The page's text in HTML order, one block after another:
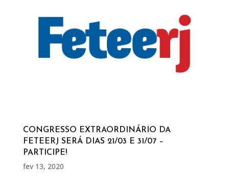
CONGRESSO EXTRAORDINÁRIO DA
FETEERJ SERÁ DIAS 21/03 E 31/07 –
PARTICIPE!
fev 13, 2020